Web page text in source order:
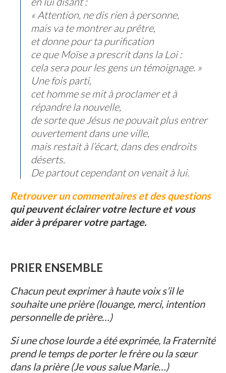
« Attention, ne dis rien à personne,
mais va te montrer au prêtre,
et donne pour ta purification
ce que Moïse a prescrit dans la Loi :
cela sera pour les gens un témoignage. »
Une fois parti,
cet homme se mit à proclamer et à
répandre la nouvelle,
de sorte que Jésus ne pouvait plus entrer
ouvertement dans une ville,
mais restait à l’écart, dans des endroits
déserts.
De partout cependant on venait à lui.
Retrouver un commentaires et des questions
qui peuvent éclairer votre lecture et vous
aider à préparer votre partage.
PRIER ENSEMBLE
Chacun peut exprimer à haute voix s’il le
souhaite une prière (louange, merci, intention
personnelle de prière…)
Si une chose lourde a été exprimée, la Fraternité
prend le temps de porter le frère ou la sœur
dans la prière (Je vous salue Marie…)